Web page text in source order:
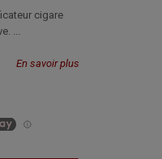
cigare
...
En savoir plus